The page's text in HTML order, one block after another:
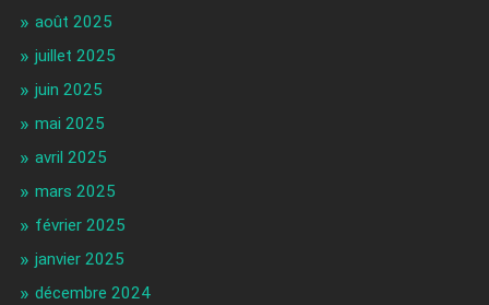
août 2025
juillet 2025
juin 2025
mai 2025
avril 2025
mars 2025
février 2025
janvier 2025
décembre 2024